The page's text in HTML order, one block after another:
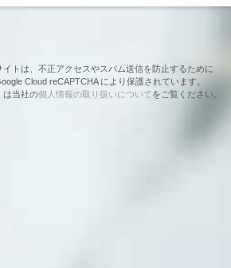
イトは、不正アクセスやスパム送信を防止するために
Cloud reCAPTCHA により保護されています。
は当社の個人情報の取り扱いについてをご覧ください。